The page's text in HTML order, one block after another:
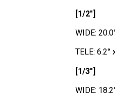
[1/2"]
WIDE:
TELE: 6.2°
[1/3"]
WIDE: